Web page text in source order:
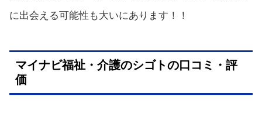
に出会える可能性も大いにあります！！
マイナビ福祉・介護のシゴトの口コミ・評
価